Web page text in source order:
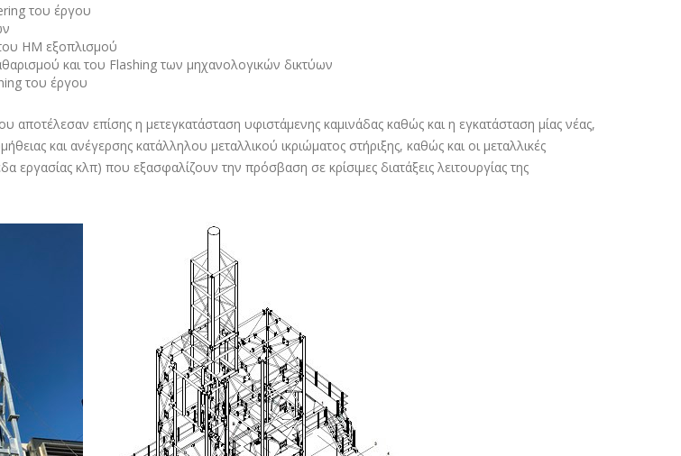
του έργου
ΗΜ εξοπλισμού
και του Flashing των μηχανολογικών δικτύων
του έργου
αποτέλεσαν επίσης η μετεγκατάσταση υφιστάμενης καμινάδας καθώς και η εγκατάσταση μίας νέας,
και ανέγερσης κατάλληλου μεταλλικού ικριώματος στήριξης, καθώς και οι μεταλλικές
εργασίας κλπ) που εξασφαλίζουν την πρόσβαση σε κρίσιμες διατάξεις λειτουργίας της